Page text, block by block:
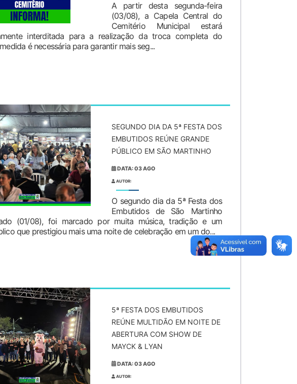
A partir desta segunda-feira
(03/08), a Capela Central do
Cemitério Municipal estará
interditada para a realização da troca completa do
é necessária para garantir mais seg...
SEGUNDO DIA DA 5ª FESTA DOS
EMBUTIDOS REÚNE GRANDE
PÚBLICO EM SÃO MARTINHO
DATA: 03 AGO
AUTOR:
O segundo dia da 5ª Festa dos
Embutidos de São Martinho
(01/08), foi marcado por muita música, tradição e um
que prestigiou mais uma noite de celebração em um do...
5ª FESTA DOS EMBUTIDOS
REÚNE MULTIDÃO EM NOITE DE
ABERTURA COM SHOW DE
MAYCK & LYAN
DATA: 03 AGO
AUTOR: